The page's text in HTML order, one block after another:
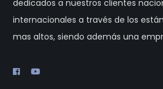
dedicados a nuestros clientes
internacionales a través de los
mas altos, siendo además una